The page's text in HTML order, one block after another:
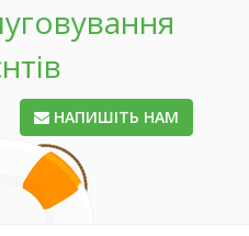
НАПИШІТЬ НАМ